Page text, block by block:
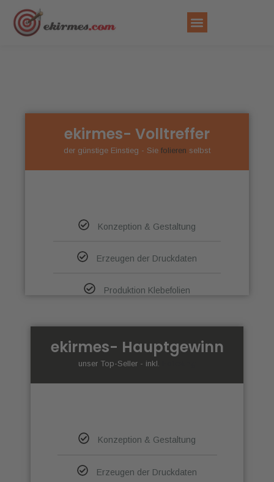
ekirmes- Volltreffer
der günstige Einstieg - Sie folieren selbst
Konzeption & Gestaltung
Erzeugen der Druckdaten
Produktion Klebefolien
ekirmes- Hauptgewinn
unser Top-Seller - inkl.
Konzeption & Gestaltung
Erzeugen der Druckdaten